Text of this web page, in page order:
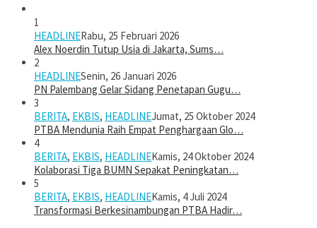
1
HEADLINERabu, 25 Februari 2026
Alex Noerdin Tutup Usia di Jakarta, Sums…
2
HEADLINESenin, 26 Januari 2026
PN Palembang Gelar Sidang Penetapan Gugu…
3
BERITA, EKBIS, HEADLINEJumat, 25 Oktober 2024
PTBA Mendunia Raih Empat Penghargaan Glo…
4
BERITA, EKBIS, HEADLINEKamis, 24 Oktober 2024
Kolaborasi Tiga BUMN Sepakat Peningkatan…
5
BERITA, EKBIS, HEADLINEKamis, 4 Juli 2024
Transformasi Berkesinambungan PTBA Hadir…